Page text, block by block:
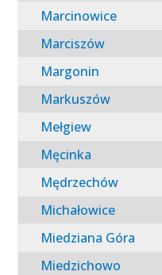
Marcinowice
Marciszów
Margonin
Markuszów
Mełgiew
Męcinka
Mędrzechów
Michałowice
Miedziana Góra
Miedzichowo